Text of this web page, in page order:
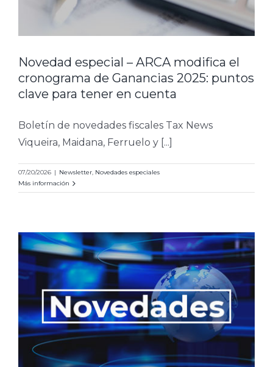
Novedad especial – ARCA modifica el
cronograma de Ganancias 2025: puntos
clave para tener en cuenta
Boletín de novedades fiscales Tax News
Viqueira, Maidana, Ferruelo y [...]
07/20/2026 | Newsletter, Novedades especiales
Más información